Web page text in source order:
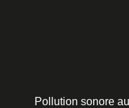
Pollution sonore